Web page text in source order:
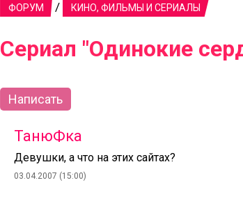
ФОРУМ / КИНО, ФИЛЬМЫ И СЕРИАЛЫ
Сериал "Одинокие
Написать
ТанюФка
Девушки, а что на этих сайтах?
03.04.2007 (15:00)